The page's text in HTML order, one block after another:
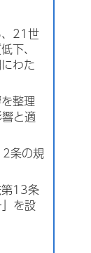
、21世
下、
わた
整理
と適
条の規
第13条
を設